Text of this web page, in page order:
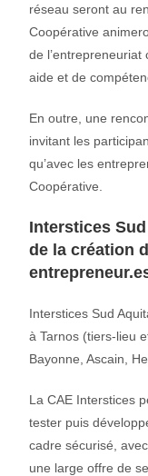
réseau seront au
Coopérative
de l’entrepreneuriat
aide et de
En outre, une
invitant les
qu’avec les
Coopérative.
Interstices
de la création
Interstices Sud
à Tarnos (tiers-lieu
Bayonne, Ascain,
La CAE Interstices
tester puis
cadre sécurisé,
une large offre de